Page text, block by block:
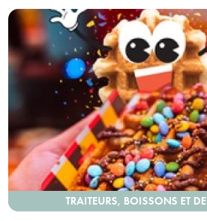
TRAITEURS, BOISSONS ET